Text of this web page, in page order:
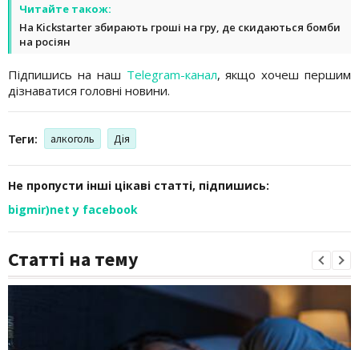
Читайте також:
На Kickstarter збирають гроші на гру, де скидаються бомби
на росіян
Підпишись на наш Telegram-канал, якщо хочеш першим
дізнаватися головні новини.
Теги: алкоголь Дія
Не пропусти інші цікаві статті, підпишись:
bigmir)net у facebook
Статті на тему